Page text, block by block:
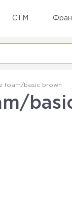
СТМ
foam/basic brown